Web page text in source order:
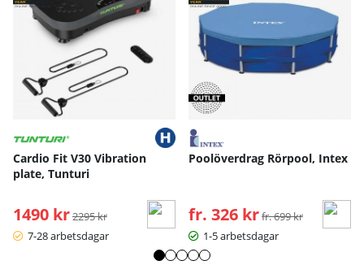
Cardio Fit V30 Vibration
plate, Tunturi
1490 kr Ordinarie pris:
2295 kr
7-28 arbetsdagar
Poolöverdrag Rörpool, Intex
fr. 326 kr Ordinarie pris:
fr. 699 kr
1-5 arbetsdagar